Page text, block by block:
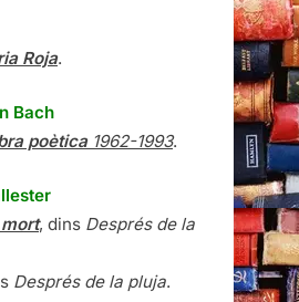
Roja.
Bach
poètica1962-1993.
mort, dins Després de la
Després de la pluja.